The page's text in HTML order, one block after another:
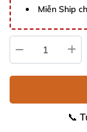
Miễn Ship
📞